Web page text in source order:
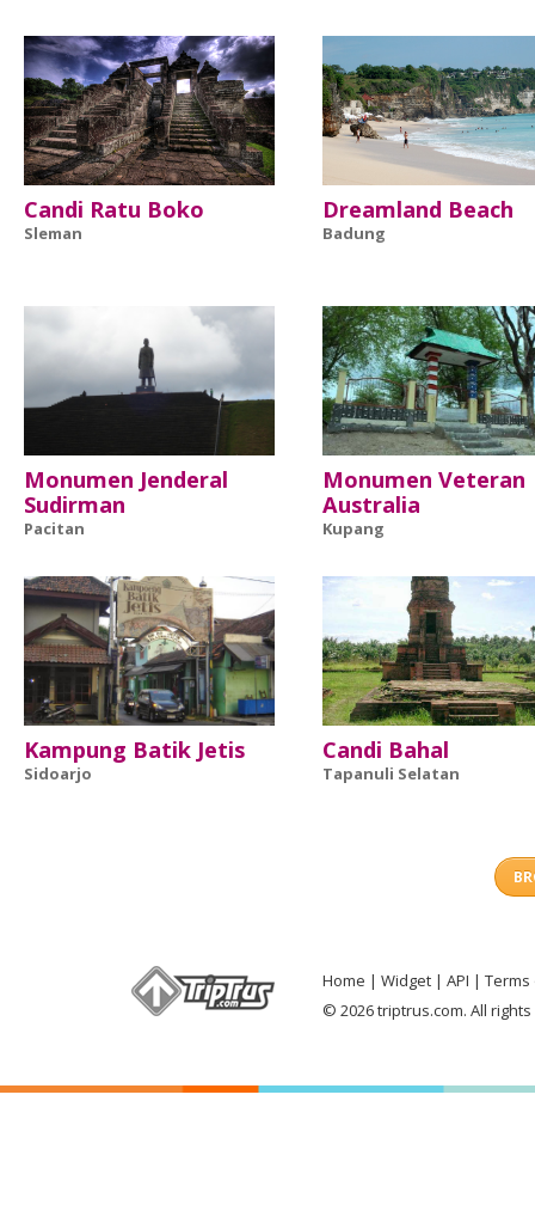
Candi Ratu Boko
Sleman
Dreamland Beach
Badung
Monumen Jenderal
Sudirman
Pacitan
Monumen Veteran
Australia
Kupang
Kampung Batik Jetis
Sidoarjo
Candi Bahal
Tapanuli Selatan
Home Widget API
Terms
© 2026 triptrus.com. All